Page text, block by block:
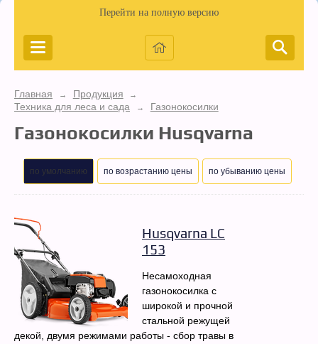
Перейти на полную версию
Главная → Продукция →
Техника для леса и сада → Газонокосилки
Газонокосилки Husqvarna
по умолчанию по возрастанию цены по убыванию цены
Husqvarna LC
153
Несамоходная
газонокосилка с
широкой и прочной
стальной режущей
декой, двумя режимами работы - сбор травы в